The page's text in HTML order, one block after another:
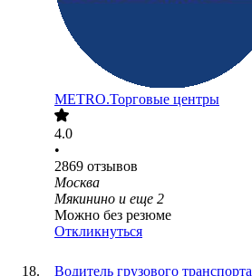
METRO.Торговые центры
4.0
•
2869 отзывов
Москва
Мякинино и еще 2
Можно без резюме
Откликнуться
Водитель грузового транспорта